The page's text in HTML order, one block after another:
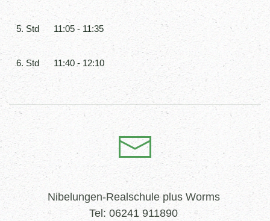
5. Std 11:05 - 11:35
6. Std 11:40 - 12:10
Nibelungen-Realschule plus Worms
Tel: 06241 911890